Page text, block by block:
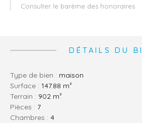
Consulter le barème des honoraires
DÉTAILS DU
Type de bien : maison
Surface : 147.88 m²
Terrain : 902 m²
pièces : 7
chambres : 4